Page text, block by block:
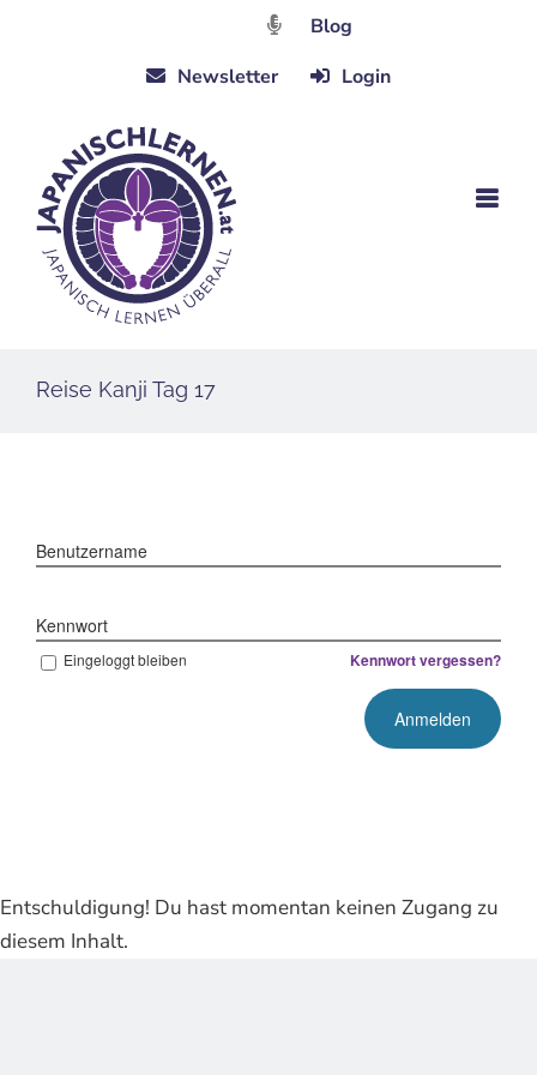
Blog
Newsletter
Login
Reise Kanji Tag 17
Benutzername
Kennwort
Eingeloggt bleiben Kennwort vergessen?
Entschuldigung! Du hast momentan keinen Zugang zu
diesem Inhalt.